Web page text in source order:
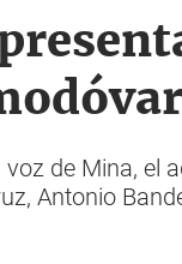
de Mina,
Antonio